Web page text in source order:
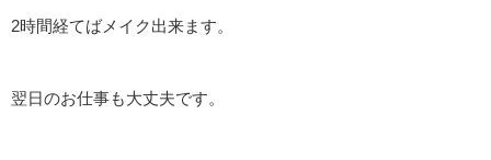
2時間経てばメイク出来ます。
翌日のお仕事も大丈夫です。